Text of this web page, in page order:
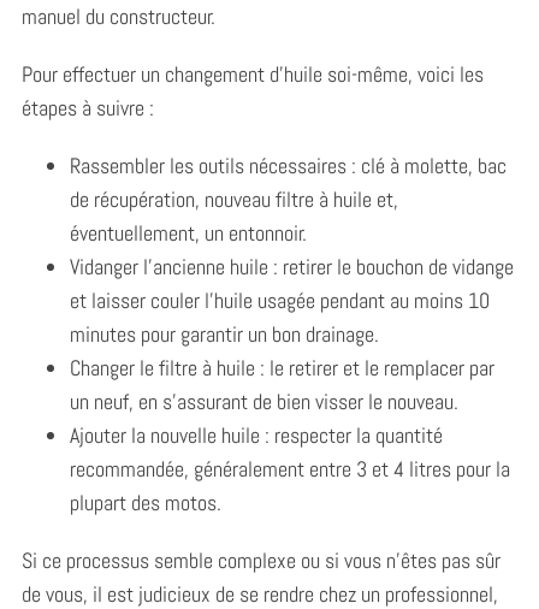
manuel du constructeur.
Pour effectuer un changement d’huile soi-même, voici les
étapes à suivre :
Rassembler les outils nécessaires : clé à molette, bac
de récupération, nouveau filtre à huile et,
éventuellement, un entonnoir.
Vidanger l’ancienne huile : retirer le bouchon de vidange
et laisser couler l’huile usagée pendant au moins 10
minutes pour garantir un bon drainage.
Changer le filtre à huile : le retirer et le remplacer par
un neuf, en s’assurant de bien visser le nouveau.
Ajouter la nouvelle huile : respecter la quantité
recommandée, généralement entre 3 et 4 litres pour la
plupart des motos.
Si ce processus semble complexe ou si vous n’êtes pas sûr
de vous, il est judicieux de se rendre chez un professionnel,